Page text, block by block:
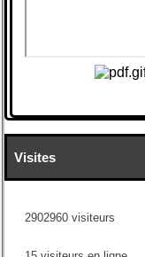
Visites
2902960 visiteurs